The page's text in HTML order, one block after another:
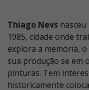
Thiago Nevs
1985, cidade onde
explora a memória,
sua produção se em
pinturas. Tem
historicamente